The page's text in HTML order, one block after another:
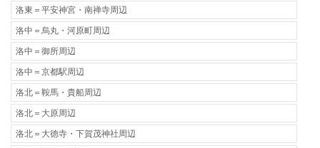
洛東＝平安神宮・南禅寺周辺
洛中＝烏丸・河原町周辺
洛中＝御所周辺
洛中＝京都駅周辺
洛北＝鞍馬・貴船周辺
洛北＝大原周辺
洛北＝大徳寺・下賀茂神社周辺